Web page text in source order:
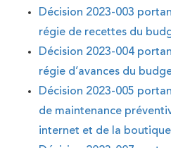
Décision 2023-003
régie de recettes du
Décision 2023-004
régie d’avances du
Décision 2023-005
de maintenance
internet et de la